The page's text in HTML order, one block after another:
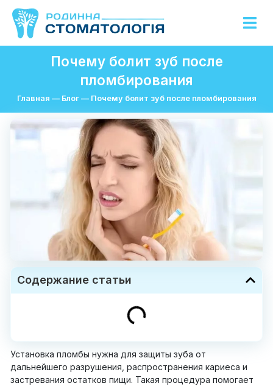
Почему болит зуб после
пломбирования
Главная — Блог— Почему болит зуб после пломбирования
Содержание статьи
Установка пломбы нужна для защиты зуба от
дальнейшего разрушения, распространения кариеса и
застревания остатков пищи. Такая процедура помогает